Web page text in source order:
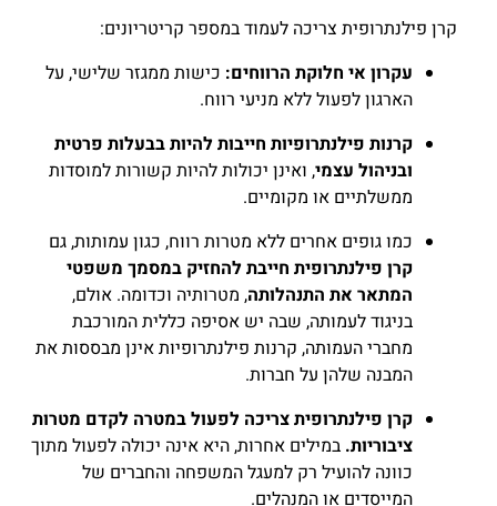
קרן פילנתרופית צריכה לעמוד במספר קריטריונים:
עקרון אי חלוקת הרווחים: כישות ממגזר שלישי, על
הארגון לפעול ללא מניעי רווח.
קרנות פילנתרופיות חייבות להיות בבעלות פרטית
ובניהול עצמי, ואינן יכולות להיות קשורות למוסדות
ממשלתיים או מקומיים.
כמו גופים אחרים ללא מטרות רווח, כגון עמותות, גם
קרן פילנתרופית חייבת להחזיק במסמך משפטי
המתאר את התנהלותה, מטרותיה וכדומה. אולם,
בניגוד לעמותה, שבה יש אסיפה כללית המורכבת
מחברי העמותה, קרנות פילנתרופיות אינן מבססות את
המבנה שלהן על חברות.
קרן פילנתרופית צריכה לפעול במטרה לקדם מטרות
ציבוריות. במילים אחרות, היא אינה יכולה לפעול מתוך
כוונה להועיל רק למעגל המשפחה והחברים של
המייסדים או המנהלים.